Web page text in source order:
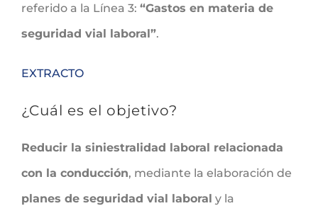
referido a la Línea 3: “Gastos en materia de
seguridad vial laboral”.
EXTRACTO
¿Cuál es el objetivo?
Reducir la siniestralidad laboral relacionada
con la conducción, mediante la elaboración de
planes de seguridad vial laboral y la